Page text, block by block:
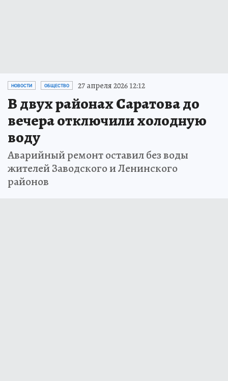
НОВОСТИ ОБЩЕСТВО 27 апреля 2026 12:12
В двух районах Саратова до
вечера отключили холодную
воду
Аварийный ремонт оставил без воды
жителей Заводского и Ленинского
районов